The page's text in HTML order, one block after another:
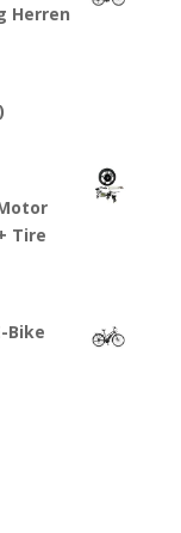
Herren
Tire
Bike